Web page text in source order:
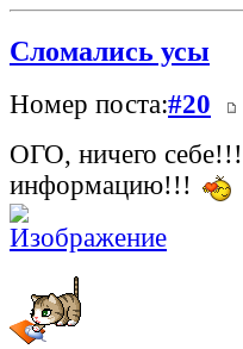
Сломались усы
Номер поста:#20
ОГО, ничего себе!!!
информацию!!!